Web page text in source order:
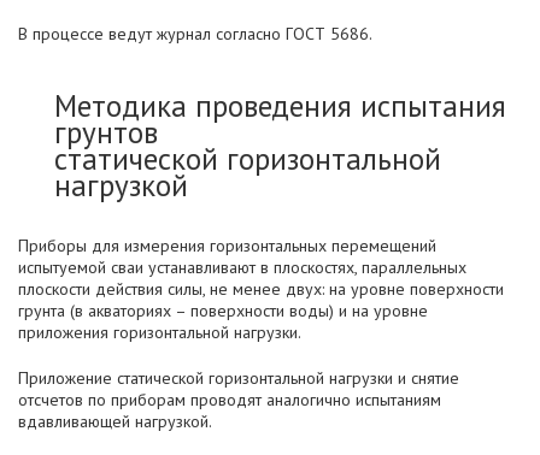
В процессе ведут журнал согласно ГОСТ 5686.
Методика проведения испытания
грунтов
статической горизонтальной
нагрузкой
Приборы для измерения горизонтальных перемещений
испытуемой сваи устанавливают в плоскостях, параллельных
плоскости действия силы, не менее двух: на уровне поверхности
грунта (в акваториях – поверхности воды) и на уровне
приложения горизонтальной нагрузки.
Приложение статической горизонтальной нагрузки и снятие
отсчетов по приборам проводят аналогично испытаниям
вдавливающей нагрузкой.